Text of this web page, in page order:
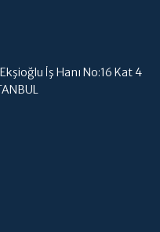
İş Hanı No:16 Kat 4